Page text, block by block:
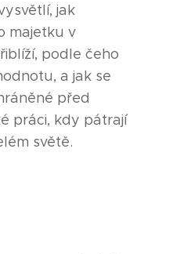
jak
majetku v
podle čeho
a jak se
před
práci, kdy pátrají
světě.